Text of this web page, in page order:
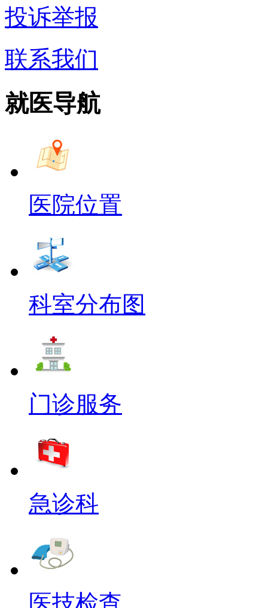
投诉举报
联系我们
就医导航
医院位置
科室分布图
门诊服务
急诊科